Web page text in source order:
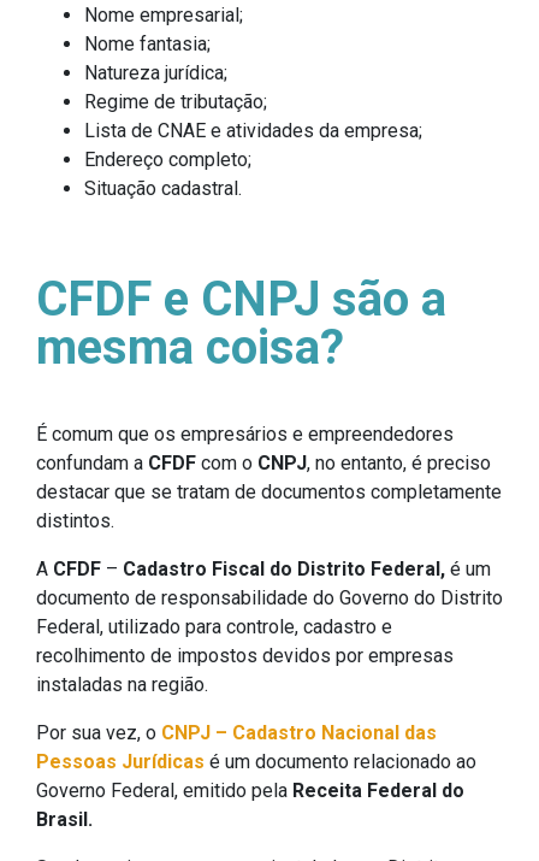
Nome empresarial;
Nome fantasia;
Natureza jurídica;
Regime de tributação;
Lista de CNAE e atividades da empresa;
Endereço completo;
Situação cadastral.
CFDF e CNPJ são a
mesma coisa?
É comum que os empresários e empreendedores
confundam a CFDF com o CNPJ, no entanto, é preciso
destacar que se tratam de documentos completamente
distintos.
A CFDF – Cadastro Fiscal do Distrito Federal, é um
documento de responsabilidade do Governo do Distrito
Federal, utilizado para controle, cadastro e
recolhimento de impostos devidos por empresas
instaladas na região.
Por sua vez, o CNPJ – Cadastro Nacional das
Pessoas Jurídicas é um documento relacionado ao
Governo Federal, emitido pela Receita Federal do
Brasil.